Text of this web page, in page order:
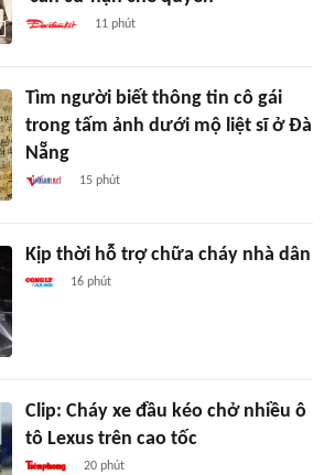
11 phút
Tìm người biết thông tin cô gái
trong tấm ảnh dưới mộ liệt sĩ ở Đà
Nẵng
15 phút
Kịp thời hỗ trợ chữa cháy nhà dân
16 phút
Clip: Cháy xe đầu kéo chở nhiều ô
tô Lexus trên cao tốc
20 phút